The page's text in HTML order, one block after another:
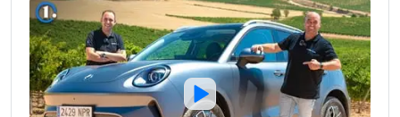
Capacidad del maletero 535 l
Precio base 82.750 euros